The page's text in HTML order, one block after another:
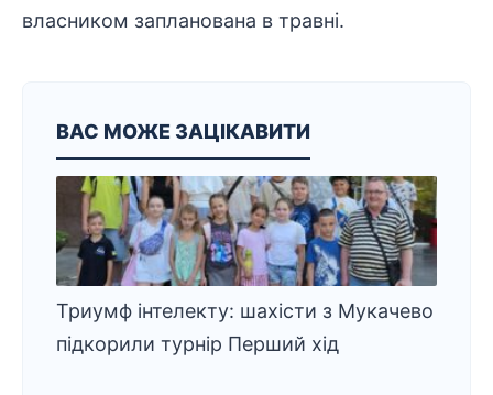
власником запланована в травні.
ВАС МОЖЕ ЗАЦІКАВИТИ
Триумф інтелекту: шахісти з Мукачево
підкорили турнір Перший хід